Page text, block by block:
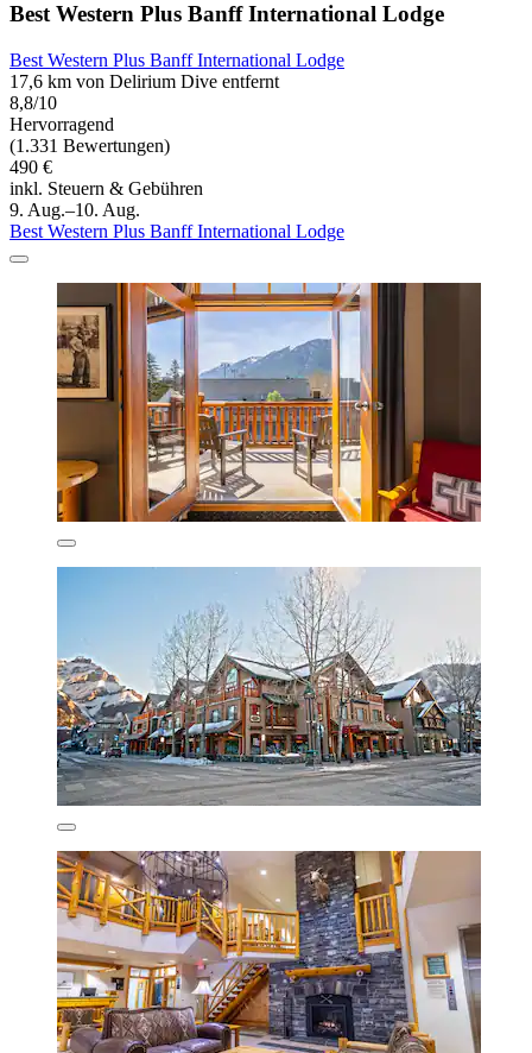
Best Western Plus Banff International Lodge
Best Western Plus Banff International Lodge
17,6 km von Delirium Dive entfernt
8,8/10
Hervorragend
(1.331 Bewertungen)
490 €
inkl. Steuern & Gebühren
9. Aug.–10. Aug.
Best Western Plus Banff International Lodge